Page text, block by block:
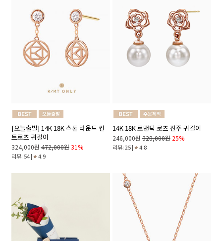
[오늘출발] 14K 18K 스톤 라운드 킨
트로즈 귀걸이
324,000원 472,000원 31%
리뷰: 54 | 4.9
14K 18K 로맨틱 로즈 진주 귀걸이
246,000원 328,000원 25%
리뷰: 25 | 4.8